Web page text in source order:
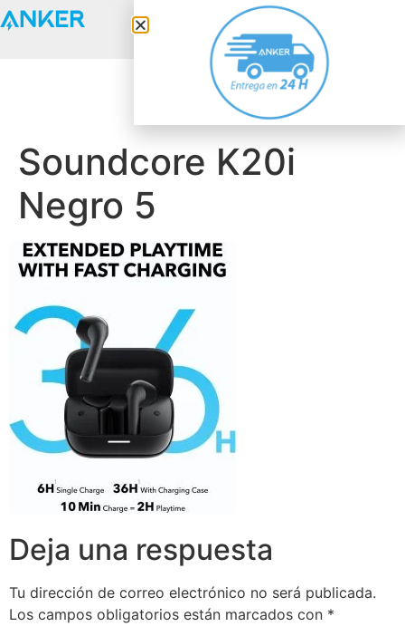
Soundcore K20i
Negro 5
Deja una respuesta
Tu dirección de correo electrónico no será publicada.
Los campos obligatorios están marcados con *